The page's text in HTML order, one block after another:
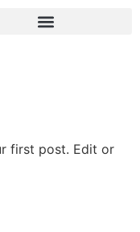
first post. Edit or